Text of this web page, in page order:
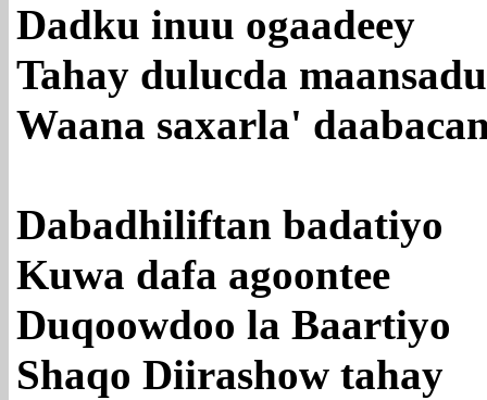
Dadku inuu ogaadeey
Tahay dulucda maansadu
Waana saxarla'
Dabadhiliftan badatiyo
Kuwa dafa agoontee
Duqoowdoo la Baartiyo
Shaqo Diirashow tahay